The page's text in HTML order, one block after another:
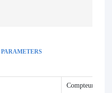
PARAMETERS
Compteur